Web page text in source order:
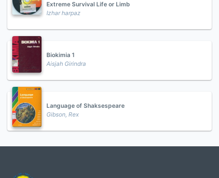
Extreme Survival Life or Limb
Izhar harpaz
Biokimia 1
Aisjah Girindra
Language of Shaksespeare
Gibson, Rex